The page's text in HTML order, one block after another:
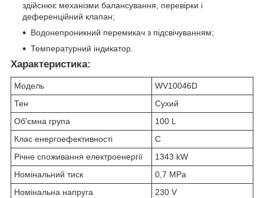
здійснює механізми балансування, перевірки і
деференційний клапан;
Водонепроникний перемикач з підсвічуванням;
Температурний індикатор.
Характеристика:
Модель
WV10046D
Тен
Сухий
Об'ємна група
100 L
Клас енергоефективності
C
Річне споживання електроенергії
1343 kW
Номінальний тиск
0,7 MPa
Номінальна напруга
230 V